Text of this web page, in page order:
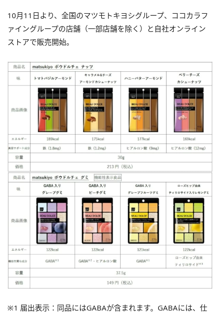
10月11日より、全国のマツモトキヨシグループ、ココカラフ
ァイングループの店舗（一部店舗を除く）と自社オンライン
ストアで販売開始。
※1 届出表示：同品にはGABAが含まれます。GABAには、仕